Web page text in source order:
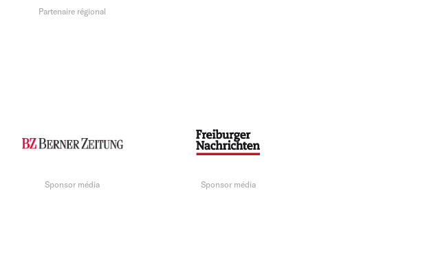
Partenaire régional
Sponsor média Sponsor média